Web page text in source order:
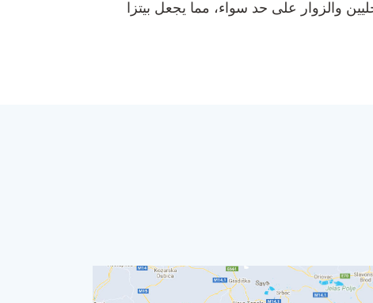
والزوار على حد سواء، مما يجعل بيتزا